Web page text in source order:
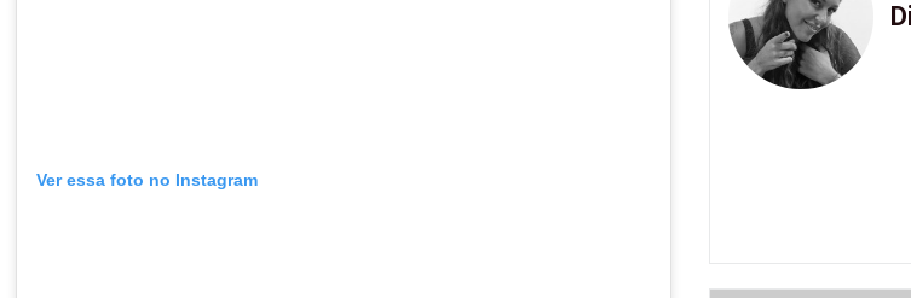
Ver essa foto no Instagram